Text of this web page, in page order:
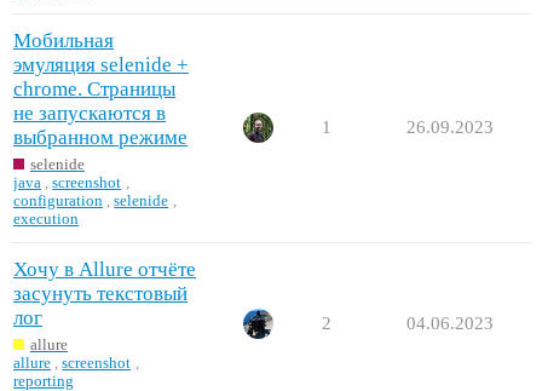
Мобильная
эмуляция selenide +
chrome. Страницы
не запускаются в
выбранном режиме
selenide
java
,screenshot
configuration
,selenide
execution
1 26.09.2023
Хочу в Allure отчёте
засунуть текстовый
лог
allure
allure ,screenshot
reporting
2 04.06.2023